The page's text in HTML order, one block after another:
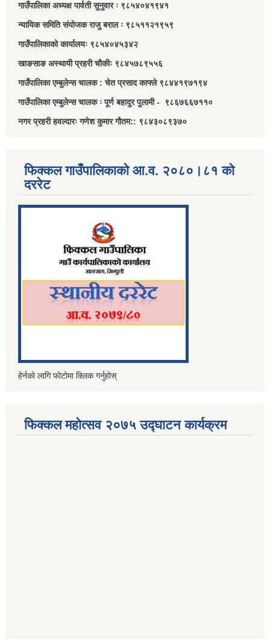
गाउँपालिका अध्यक्ष पार्वती सुनुवार ः ९८५४०४१९४१
न्यायिक समिति संयोजक राजु बराल ः ९८५११२१९५९
गाउँपालिकाको कार्यालयः ९८५४०४५३४२
खाङसाङ अस्थायी प्रहरी चौकीः ९८४५७८९५५६
गाउँपालिका एम्बुलेन्स चालक : चेत प्रसाद काफ्ले ९८४४१९७१९४
गाउँपालिका एम्बुलेन्स चालक ः पूर्ण बहादुर पुलामी - ९८६७६६७११०
नगर प्रहरी हवल्दारः गणेश कुमार गौतम:: ९८४३०८९३७०
फिक्कल गाउँपालिकाको आ.व. २०८०।८१ को
दररेट
हेर्नको लागि फोटोमा क्लिक गर्नुहोस्
फिक्कल महोत्सव २०७५ उद्घाटन कार्यक्रम